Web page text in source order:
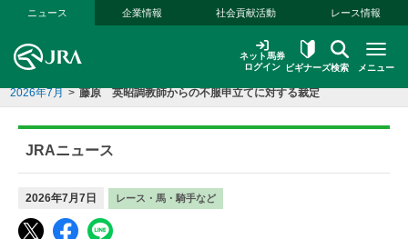
本文へ移動する
ニュース 企業情報 社会貢献活動 レース情報
ネット馬券
ログイン
ビギナーズ検索 メニュー
2026年7月 > 藤原 英昭調教師からの不服申立てに対する裁定
JRAニュース
2026年7月7日 レース・馬・騎手など